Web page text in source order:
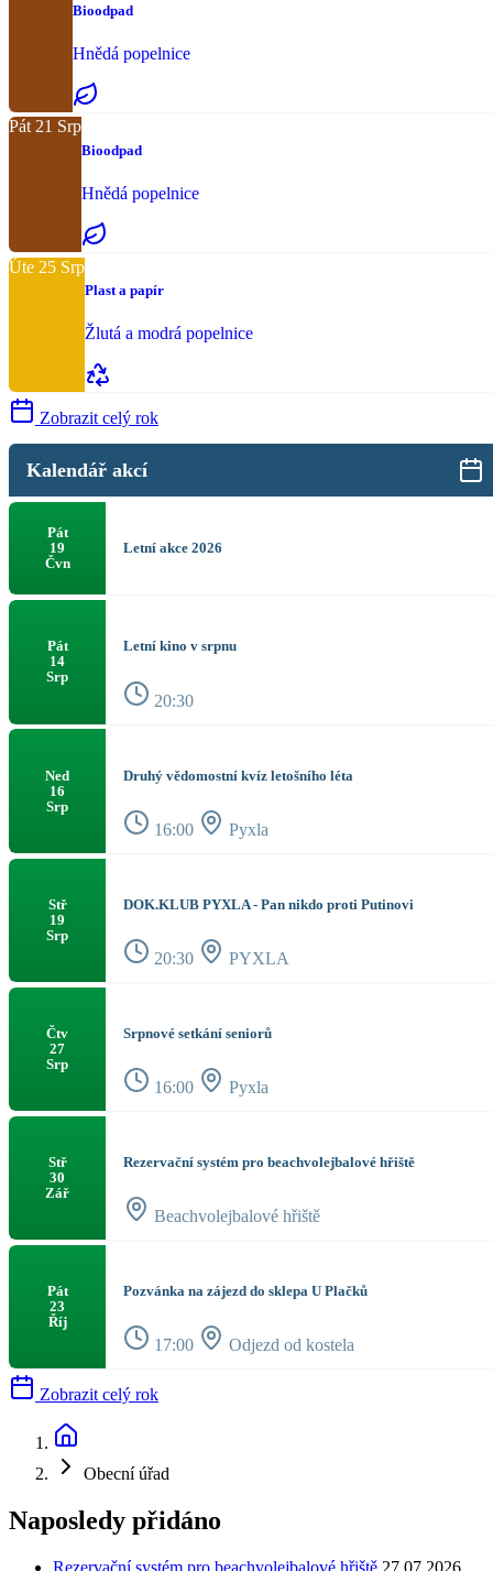
Bioodpad
Hnědá popelnice
Pát 21 Srp
Bioodpad
Hnědá popelnice
Úte 25 Srp
Plast a papír
Žlutá a modrá popelnice
Zobrazit celý rok
Kalendář akcí
Pát
19
Čvn
Letní akce 2026
Pát
14
Srp
Letní kino v srpnu
20:30
Ned
16
Srp
Druhý vědomostní kvíz letošního léta
16:00 Pyxla
Stř
19
Srp
DOK.KLUB PYXLA - Pan nikdo proti Putinovi
20:30 PYXLA
Čtv
27
Srp
Srpnové setkání seniorů
16:00 Pyxla
Stř
30
Zář
Rezervační systém pro beachvolejbalové hřiště
Beachvolejbalové hřiště
Pát
23
Říj
Pozvánka na zájezd do sklepa U Plačků
17:00 Odjezd od kostela
Zobrazit celý rok
Obecní úřad
Naposledy přidáno
Rezervační systém pro beachvolejbalové hřiště 27.07.2026